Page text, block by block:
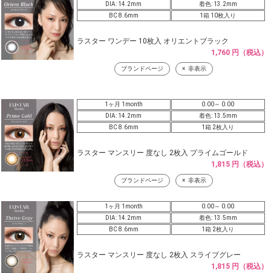
DIA: 14.2mm
着色: 13.2mm
BC 8.6mm
1箱 10枚入り
ラスター ワンデー 10枚入 オリエントブラック
1,760 円（税込）
ブランドページ 非表示
1ヶ月 1month
0.00～ 0.00
DIA: 14.2mm
着色: 13.5mm
BC 8.6mm
1箱 2枚入り
ラスター マンスリー 度なし 2枚入 プライムゴールド
1,815 円（税込）
ブランドページ 非表示
1ヶ月 1month
0.00～ 0.00
DIA: 14.2mm
着色: 13.5mm
BC 8.6mm
1箱 2枚入り
ラスター マンスリー 度なし 2枚入 スライブグレー
1,815 円（税込）